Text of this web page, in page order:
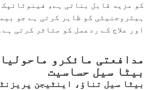
کو مزید قابل بناتی ہے،
ہیٹروجنیٹی کو ظاہر کرتی ہے جو
اور علاج کے ردعمل کو متاثر کرتی
مدافعتی مائکرو
بیٹا سیل حساسیت
بیٹا سیل تناؤ، اینٹیجن